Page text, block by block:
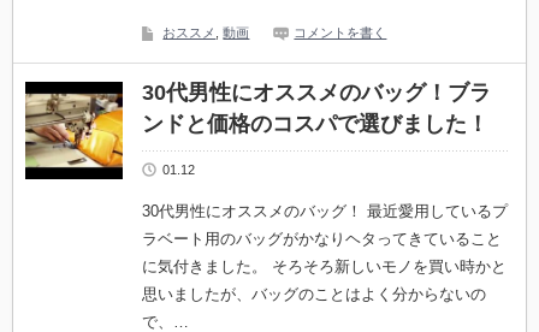
おススメ ,動画 コメントを書く
30代男性にオススメのバッグ！ブラ
ンドと価格のコスパで選びました！
01.12
30代男性にオススメのバッグ！ 最近愛用しているプ
ラベート用のバッグがかなりヘタってきていること
に気付きました。 そろそろ新しいモノを買い時かと
思いましたが、バッグのことはよく分からないの
で、…